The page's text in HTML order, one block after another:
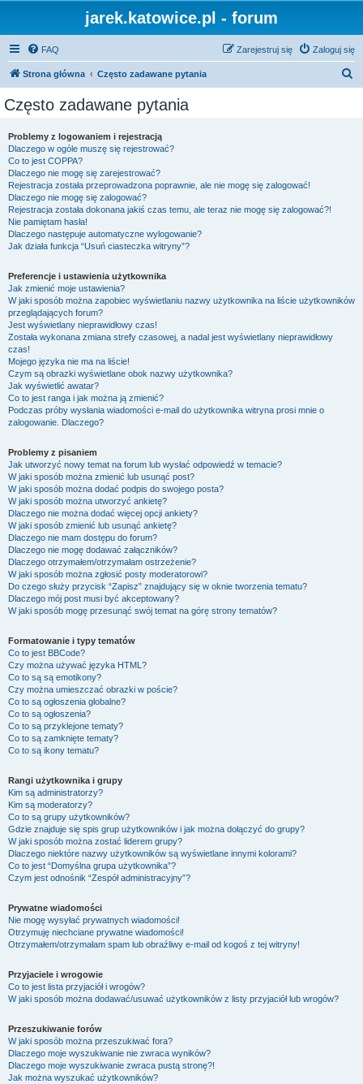
jarek.katowice.pl - forum
FAQ Zaloguj się
Zarejestruj się
Strona główna Często zadawane pytania
Często zadawane pytania
Problemy z logowaniem i rejestracją
Dlaczego w ogóle muszę się rejestrować?
Co to jest COPPA?
Dlaczego nie mogę się zarejestrować?
Rejestracja została przeprowadzona poprawnie, ale nie mogę się zalogować!
Dlaczego nie mogę się zalogować?
Rejestracja została dokonana jakiś czas temu, ale teraz nie mogę się zalogować?!
Nie pamiętam hasła!
Dlaczego następuje automatyczne wylogowanie?
Jak działa funkcja “Usuń ciasteczka witryny”?
Preferencje i ustawienia użytkownika
Jak zmienić moje ustawienia?
W jaki sposób można zapobiec wyświetlaniu nazwy użytkownika na liście użytkowników
przeglądających forum?
Jest wyświetlany nieprawidłowy czas!
Została wykonana zmiana strefy czasowej, a nadal jest wyświetlany nieprawidłowy
czas!
Mojego języka nie ma na liście!
Czym są obrazki wyświetlane obok nazwy użytkownika?
Jak wyświetlić awatar?
Co to jest ranga i jak można ją zmienić?
Podczas próby wysłania wiadomości e-mail do użytkownika witryna prosi mnie o
zalogowanie. Dlaczego?
Problemy z pisaniem
Jak utworzyć nowy temat na forum lub wysłać odpowiedź w temacie?
W jaki sposób można zmienić lub usunąć post?
W jaki sposób można dodać podpis do swojego posta?
W jaki sposób można utworzyć ankietę?
Dlaczego nie można dodać więcej opcji ankiety?
W jaki sposób zmienić lub usunąć ankietę?
Dlaczego nie mam dostępu do forum?
Dlaczego nie mogę dodawać załączników?
Dlaczego otrzymałem/otrzymałam ostrzeżenie?
W jaki sposób można zgłosić posty moderatorowi?
Do czego służy przycisk “Zapisz” znajdujący się w oknie tworzenia tematu?
Dlaczego mój post musi być akceptowany?
W jaki sposób mogę przesunąć swój temat na górę strony tematów?
Formatowanie i typy tematów
Co to jest BBCode?
Czy można używać języka HTML?
Co to są są emotikony?
Czy można umieszczać obrazki w poście?
Co to są ogłoszenia globalne?
Co to są ogłoszenia?
Co to są przyklejone tematy?
Co to są zamknięte tematy?
Co to są ikony tematu?
Rangi użytkownika i grupy
Kim są administratorzy?
Kim są moderatorzy?
Co to są grupy użytkowników?
Gdzie znajduje się spis grup użytkowników i jak można dołączyć do grupy?
W jaki sposób można zostać liderem grupy?
Dlaczego niektóre nazwy użytkowników są wyświetlane innymi kolorami?
Co to jest “Domyślna grupa użytkownika”?
Czym jest odnośnik “Zespół administracyjny”?
Prywatne wiadomości
Nie mogę wysyłać prywatnych wiadomości!
Otrzymuję niechciane prywatne wiadomości!
Otrzymałem/otrzymałam spam lub obraźliwy e-mail od kogoś z tej witryny!
Przyjaciele i wrogowie
Co to jest lista przyjaciół i wrogów?
W jaki sposób można dodawać/usuwać użytkowników z listy przyjaciół lub wrogów?
Przeszukiwanie forów
W jaki sposób można przeszukiwać fora?
Dlaczego moje wyszukiwanie nie zwraca wyników?
Dlaczego moje wyszukiwanie zwraca pustą stronę?!
Jak można wyszukać użytkowników?